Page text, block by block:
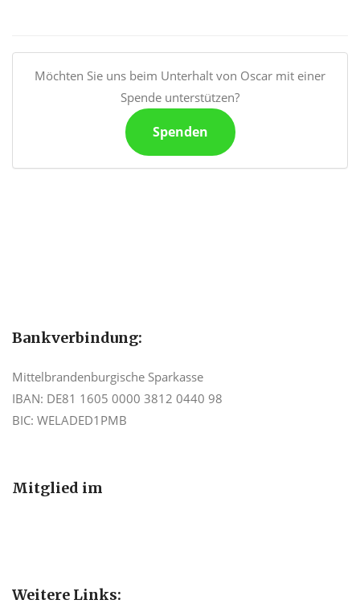
Möchten Sie uns beim Unterhalt von Oscar mit einer
Spende unterstützen?
Spenden
Bankverbindung:
Mittelbrandenburgische Sparkasse
IBAN: DE81 1605 0000 3812 0440 98
BIC: WELADED1PMB
Mitglied im
Weitere Links: